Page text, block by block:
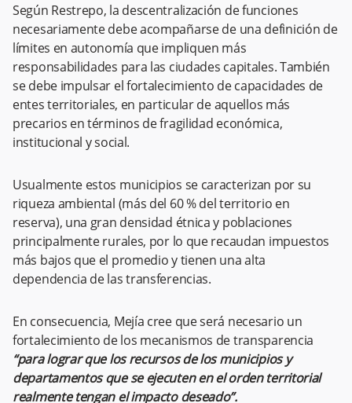
Según Restrepo, la descentralización de funciones
necesariamente debe acompañarse de una definición de
límites en autonomía que impliquen más
responsabilidades para las ciudades capitales. También
se debe impulsar el fortalecimiento de capacidades de
entes territoriales, en particular de aquellos más
precarios en términos de fragilidad económica,
institucional y social.
Usualmente estos municipios se caracterizan por su
riqueza ambiental (más del 60 % del territorio en
reserva), una gran densidad étnica y poblaciones
principalmente rurales, por lo que recaudan impuestos
más bajos que el promedio y tienen una alta
dependencia de las transferencias.
En consecuencia, Mejía cree que será necesario un
fortalecimiento de los mecanismos de transparencia
“para lograr que los recursos de los municipios y
departamentos que se ejecuten en el orden territorial
realmente tengan el impacto deseado”.